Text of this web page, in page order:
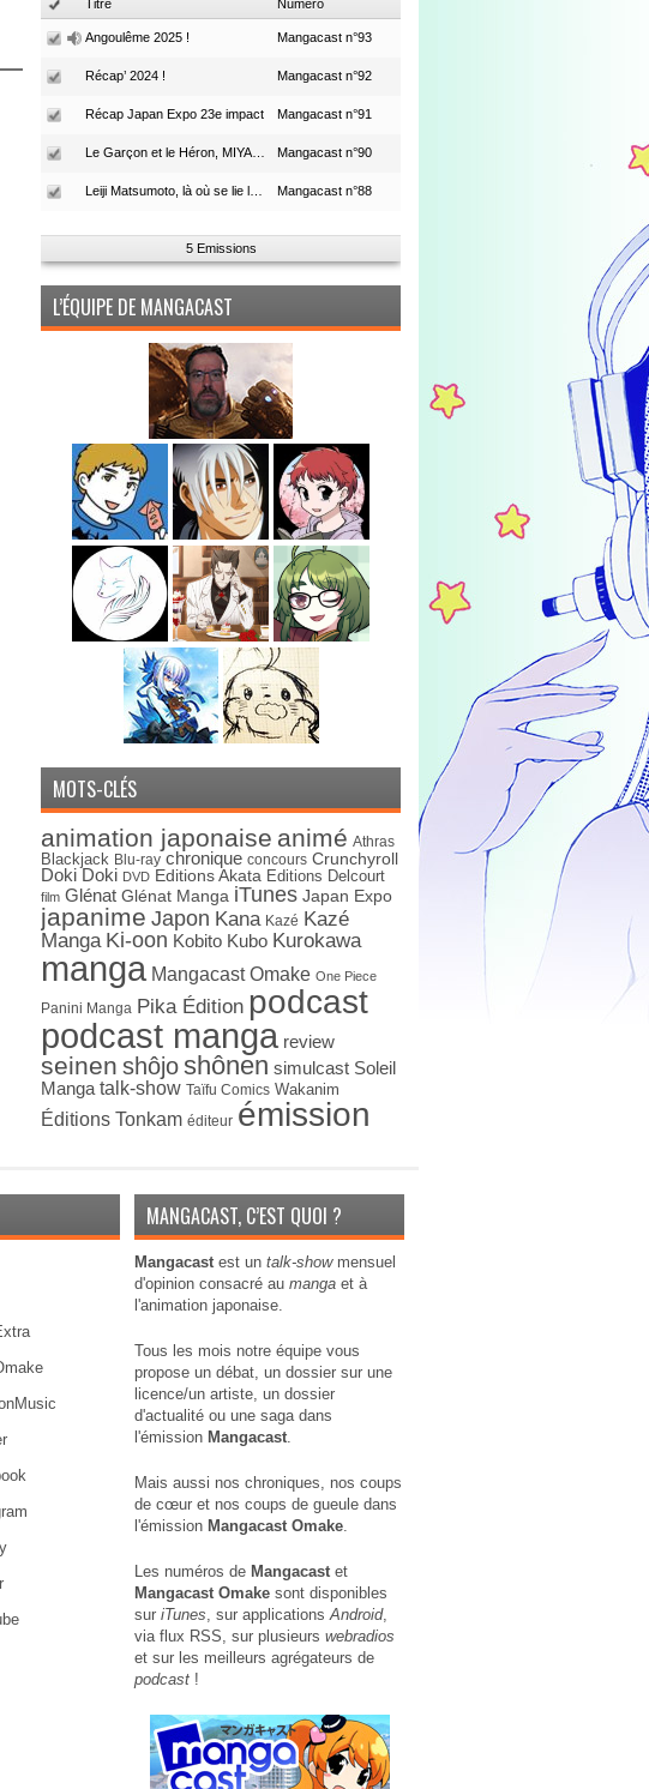
Titre Numéro
Angoulême 2025 ! Mangacast n°93
Récap’ 2024 ! Mangacast n°92
Récap Japan Expo 23e impact Mangacast n°91
Mangacast n°90
Mangacast n°88
5 Emissions
L’ÉQUIPE DE MANGACAST
MOTS-CLÉS
animation japonaise animé Athras
Blackjack Blu-ray chronique concours Crunchyroll
Doki Doki DVD Editions Akata Editions Delcourt
film Glénat Glénat Manga iTunes Japan Expo
japanime Japon Kana Kazé Kazé
Manga Ki-oon Kobito Kubo Kurokawa
manga Mangacast Omake One Piece
Panini Manga Pika Édition podcast
podcast manga review
seinen shôjoshônen simulcast Soleil
Manga talk-show Taïfu Comics Wakanim
Éditions Tonkam éditeur émission
MANGACAST, C’EST QUOI ?
Mangacastest un talk-showmensuel
d'opinion consacré au manga et à
l'animation japonaise.
Tous les mois notre équipe vous
propose un débat, un dossier sur une
licence/un artiste, un dossier
d'actualité ou une saga dans
l'émission Mangacast.
Mais aussi nos chroniques, nos coups
de cœur et nos coups de gueule dans
l'émission Mangacast Omake.
Les numéros de Mangacastet
Mangacast Omake sont disponibles
sur iTunes, sur applicationsAndroid,
via flux RSS, sur plusieurs webradios
et sur les meilleurs agrégateurs de
podcast !